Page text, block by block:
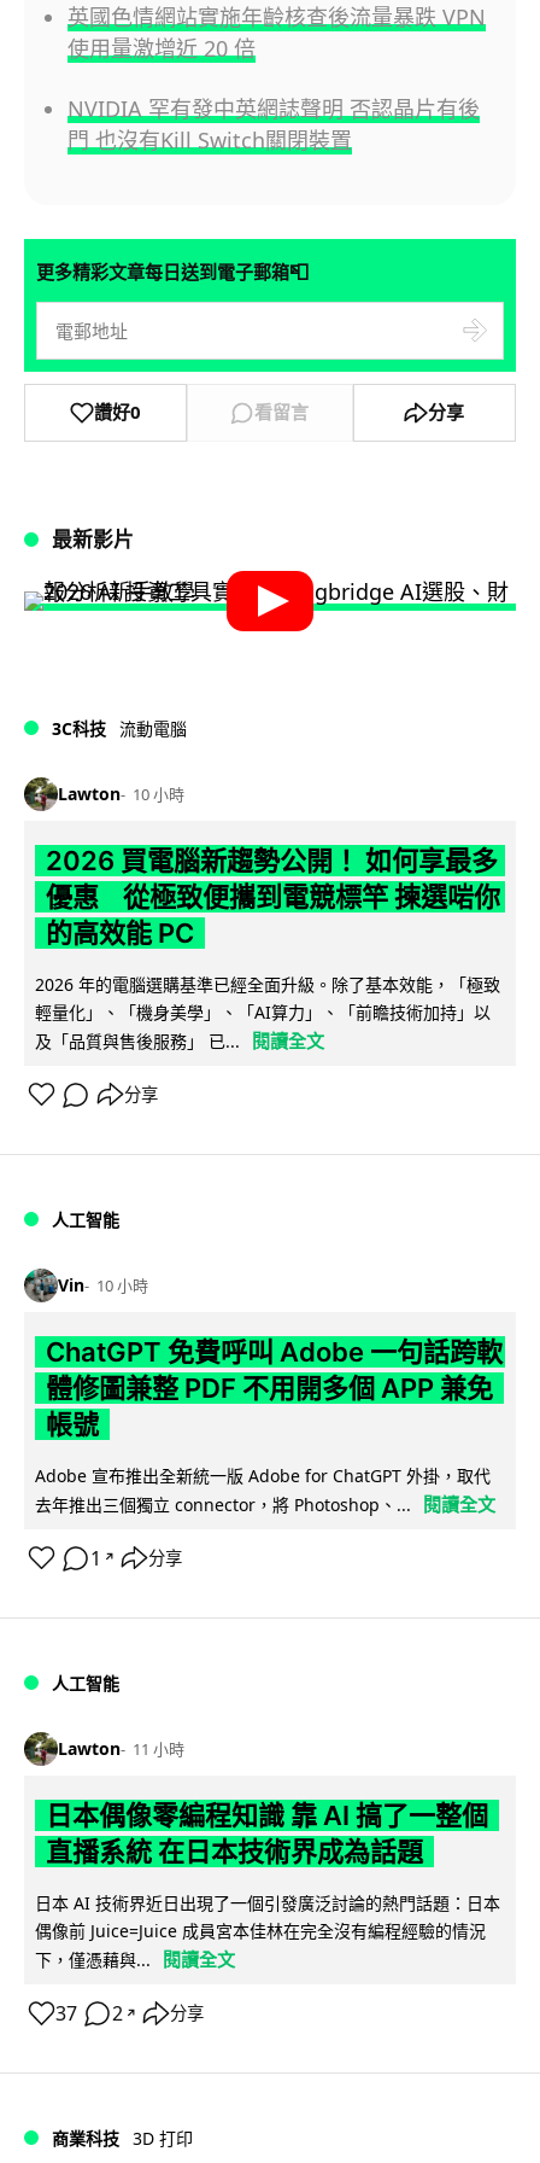
英國色情網站實施年齡核查後流量暴跌 VPN
使用量激增近 20 倍
NVIDIA 罕有發中英網誌聲明 否認晶片有後
門 也沒有Kill Switch關閉裝置
更多精彩文章每日送到電子郵箱📮
讚好0 看留言 分享
最新影片
3C科技 流動電腦
Lawton 10 小時
2026 買電腦新趨勢公開！ 如何享最多
優惠 從極致便攜到電競標竿 揀選啱你
的高效能 PC
2026 年的電腦選購基準已經全面升級。除了基本效能，「極致
輕量化」、「機身美學」、「AI算力」、「前瞻技術加持」以
及「品質與售後服務」 已...
閱讀全文
分享
人工智能
Vin 10 小時
ChatGPT 免費呼叫 Adobe 一句話跨軟
體修圖兼整 PDF 不用開多個 APP 兼免
帳號
Adobe 宣布推出全新統一版 Adobe for ChatGPT 外掛，取代
去年推出三個獨立 connector，將 Photoshop、...
閱讀全文
1 ↗ 分享
人工智能
Lawton 11 小時
日本偶像零編程知識 靠 AI 搞了一整個
直播系統 在日本技術界成為話題
日本 AI 技術界近日出現了一個引發廣泛討論的熱門話題：日本
偶像前 Juice=Juice 成員宮本佳林在完全沒有編程經驗的情況
下，僅憑藉與...
閱讀全文
37 2 ↗ 分享
商業科技 3D 打印